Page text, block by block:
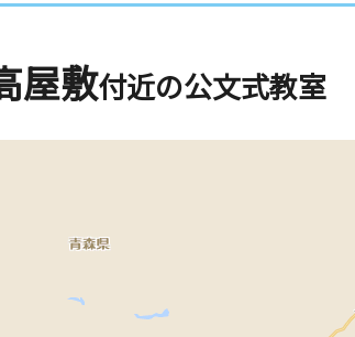
屋敷付近の公文式教室